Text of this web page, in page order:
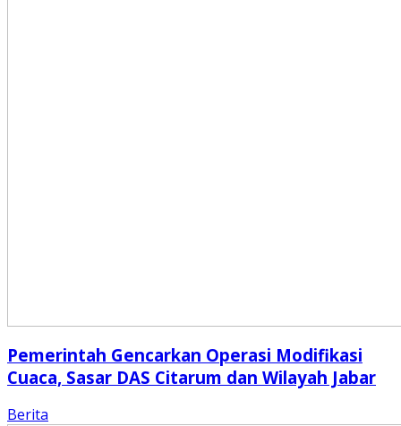
Pemerintah Gencarkan Operasi Modifikasi
Cuaca, Sasar DAS Citarum dan Wilayah Jabar
Berita